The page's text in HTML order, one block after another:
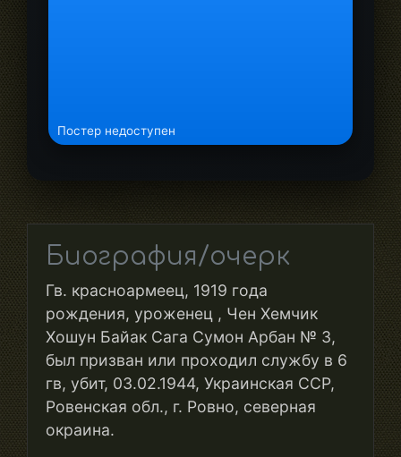
Постер недоступен
Биография/очерк
Гв. красноармеец, 1919 года
рождения, уроженец , Чен Хемчик
Хошун Байак Сага Сумон Арбан № 3,
был призван или проходил службу в 6
гв, убит, 03.02.1944, Украинская ССР,
Ровенская обл., г. Ровно, северная
окраина.